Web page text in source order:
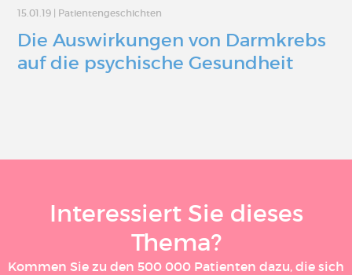
15.01.19 Patientengeschichten
Die Auswirkungen von Darmkrebs
auf die psychische Gesundheit
Interessiert Sie dieses
Thema?
Kommen Sie zu den 500 000 Patienten dazu, die sich